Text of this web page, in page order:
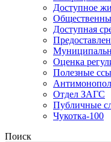
Доступное
Доступная
Оценка
Полезные
Отдел ЗАГС
Публичные
Чукотка-100
Поиск